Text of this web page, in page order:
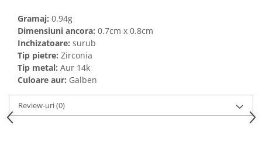
Gramaj: 0.94g
Dimensiuni ancora: 0.7cm x 0.8cm
Inchizatoare: surub
Tip pietre: Zirconia
Tip metal: Aur 14k
Culoare aur: Galben
Review-uri(0)